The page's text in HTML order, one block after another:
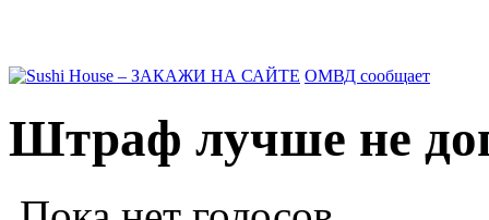
ОМВД сообщает
Штраф лучше не